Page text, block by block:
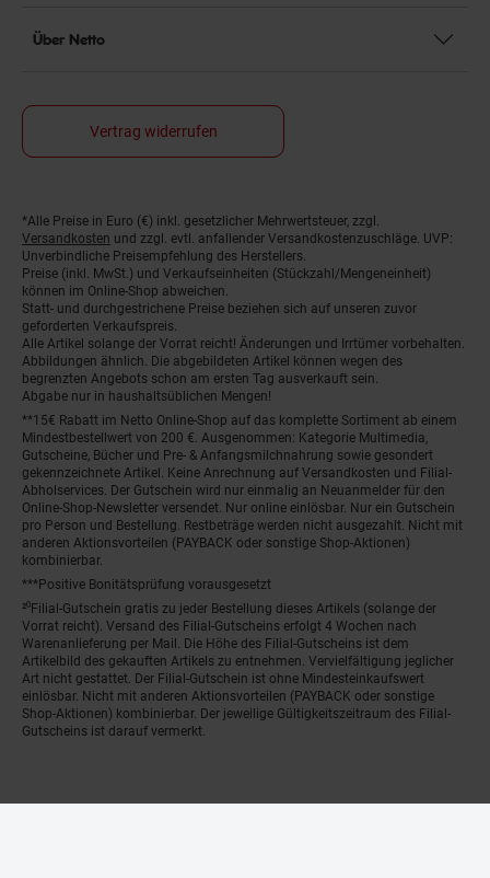
Über Netto
Vertrag widerrufen
Fußnoten
*Alle Preise in Euro (€) inkl. gesetzlicher Mehrwertsteuer, zzgl.
Versandkosten und zzgl. evtl. anfallender Versandkostenzuschläge. UVP:
Unverbindliche Preisempfehlung des Herstellers.
Preise (inkl. MwSt.) und Verkaufseinheiten (Stückzahl/Mengeneinheit)
können im Online-Shop abweichen.
Statt- und durchgestrichene Preise beziehen sich auf unseren zuvor
geforderten Verkaufspreis.
Alle Artikel solange der Vorrat reicht! Änderungen und Irrtümer vorbehalten.
Abbildungen ähnlich. Die abgebildeten Artikel können wegen des
begrenzten Angebots schon am ersten Tag ausverkauft sein.
Abgabe nur in haushaltsüblichen Mengen!
**15€ Rabatt im Netto Online-Shop auf das komplette Sortiment ab einem
Mindestbestellwert von 200 €. Ausgenommen: Kategorie Multimedia,
Gutscheine, Bücher und Pre- & Anfangsmilchnahrung sowie gesondert
gekennzeichnete Artikel. Keine Anrechnung auf Versandkosten und Filial-
Abholservices. Der Gutschein wird nur einmalig an Neuanmelder für den
Online-Shop-Newsletter versendet. Nur online einlösbar. Nur ein Gutschein
pro Person und Bestellung. Restbeträge werden nicht ausgezahlt. Nicht mit
anderen Aktionsvorteilen (PAYBACK oder sonstige Shop-Aktionen)
kombinierbar.
***Positive Bonitätsprüfung vorausgesetzt
²⁰Filial-Gutschein gratis zu jeder Bestellung dieses Artikels (solange der
Vorrat reicht). Versand des Filial-Gutscheins erfolgt 4 Wochen nach
Warenanlieferung per Mail. Die Höhe des Filial-Gutscheins ist dem
Artikelbild des gekauften Artikels zu entnehmen. Vervielfältigung jeglicher
Art nicht gestattet. Der Filial-Gutschein ist ohne Mindesteinkaufswert
einlösbar. Nicht mit anderen Aktionsvorteilen (PAYBACK oder sonstige
Shop-Aktionen) kombinierbar. Der jeweilige Gültigkeitszeitraum des Filial-
Gutscheins ist darauf vermerkt.